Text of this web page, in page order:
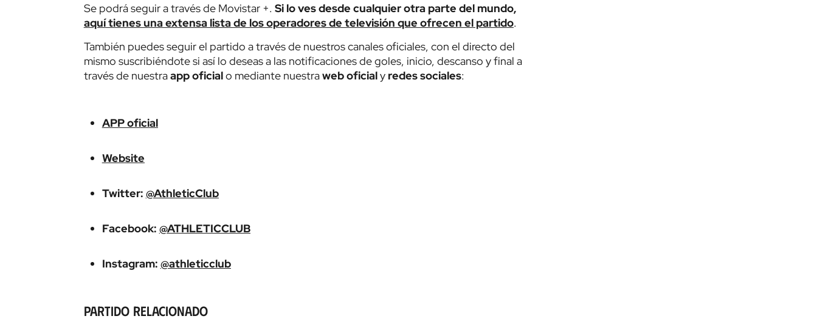
Se podrá seguir a través de Movistar +. Si lo ves desde cualquier otra parte del mundo,
aquí tienes una extensa lista de los operadores de televisión que ofrecen el partido.
También puedes seguir el partido a través de nuestros canales oficiales, con el directo del
mismo suscribiéndote si así lo deseas a las notificaciones de goles, inicio, descanso y final a
través de nuestraapp oficialo mediante nuestraweb oficialy redes sociales:
APP oficial
Website
Twitter: @AthleticClub
Facebook: @ATHLETICCLUB
Instagram: @athleticclub
Partido relacionado